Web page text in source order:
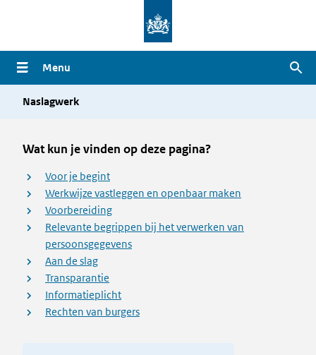
naar
de
inhoud
Menu
Naslagwerk
Wat kun je vinden op deze pagina?
Voor je begint
Werkwijze vastleggen en openbaar maken
Voorbereiding
Relevante begrippen bij het verwerken van
persoonsgegevens
Aan de slag
Transparantie
Informatieplicht
Rechten van burgers